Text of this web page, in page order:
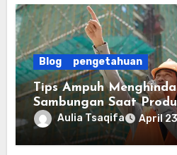
Blog pengetahuan
Tips Ampuh
Sambungan Saat
Aulia Tsaqifa April